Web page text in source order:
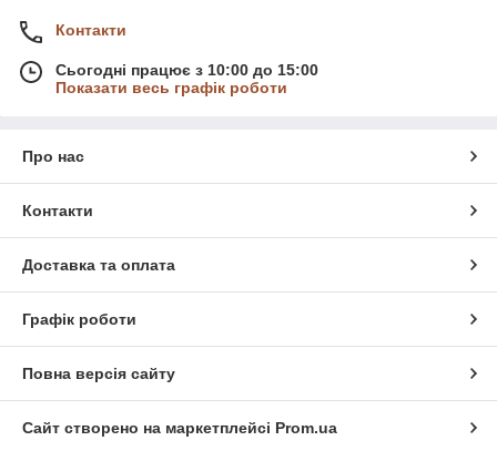
Контакти
Сьогодні працює з 10:00 до 15:00
Показати весь графік роботи
Про нас
Контакти
Доставка та оплата
Графік роботи
Повна версія сайту
Сайт створено на маркетплейсі Prom.ua